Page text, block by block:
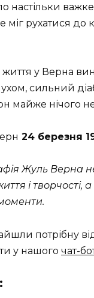
настільки
рухатися до
життя у Верна
сильний
майже нічого
24 березня
Жуль Верна
і творчості,
потрібну
у нашого чат-